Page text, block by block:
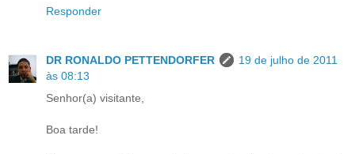
Responder
DR RONALDO PETTENDORFER
19 de julho de 2011
às 08:13
Senhor(a) visitante,
Boa tarde!